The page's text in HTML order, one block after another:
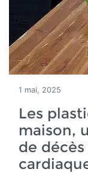
1 mai, 2025
Les
maison,
de